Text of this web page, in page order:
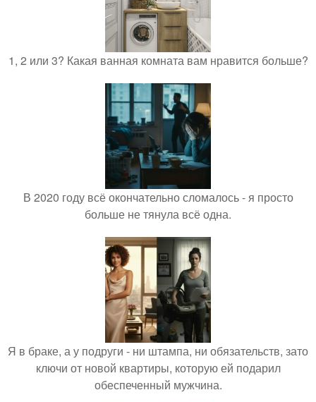
1, 2 или 3? Какая ванная комната вам нравится больше?
В 2020 году всё окончательно сломалось - я просто
больше не тянула всё одна.
Я в браке, а у подруги - ни штампа, ни обязательств, зато
ключи от новой квартиры, которую ей подарил
обеспеченный мужчина.